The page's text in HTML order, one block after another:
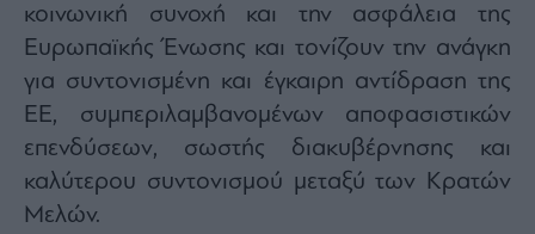
Notice.
can
opt
at
time.
This
site
is
protected
by
reCAPTCHA
and
κοινωνική συνοχή και την ασφάλεια της
Ευρωπαϊκής Ένωσης και τονίζουν την ανάγκη
για συντονισμένη και έγκαιρη αντίδραση της
ΕΕ, συμπεριλαμβανομένων αποφασιστικών
επενδύσεων, σωστής διακυβέρνησης και
καλύτερου συντονισμού μεταξύ των Κρατών
Μελών.